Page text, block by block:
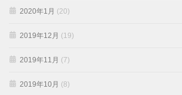
2020年1月 (20)
2019年12月 (19)
2019年11月 (7)
2019年10月 (8)